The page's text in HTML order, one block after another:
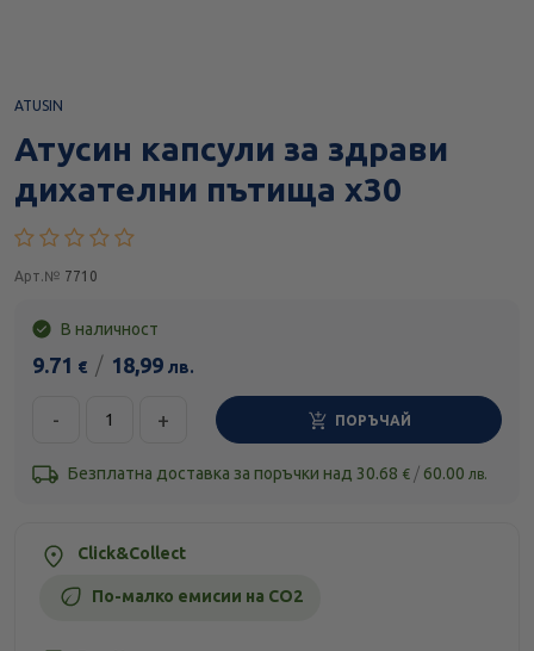
ATUSIN
Атусин капсули за здрави
дихателни пътища х30
Арт.№ 7710
В наличност
9.71 € / 18,99 лв.
- + ПОРЪЧАЙ
Безплатна доставка за поръчки над 30.68 € / 60.00 лв.
Click&Collect
По-малко емисии на CO2